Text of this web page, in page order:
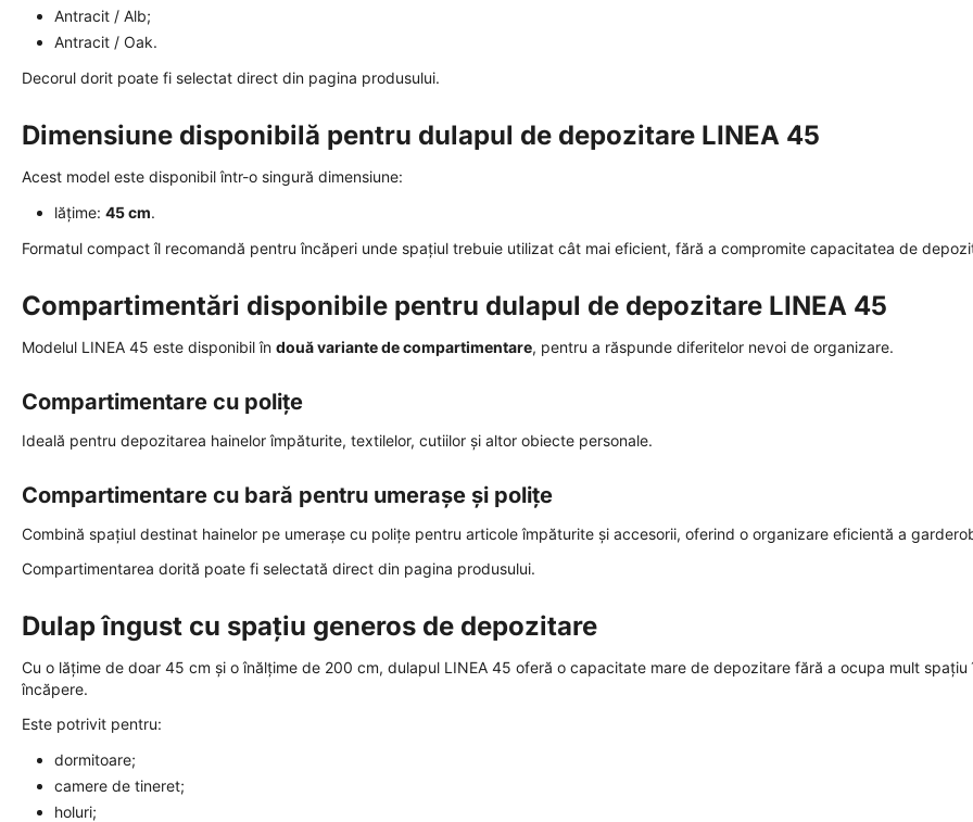
Antracit / Alb;
Antracit / Oak.
Decorul dorit poate fi selectat direct din pagina produsului.
Dimensiune disponibilă pentru dulapul de depozitare LINEA 45
Acest model este disponibil într-o singură dimensiune:
lățime: 45 cm.
Formatul compact îl recomandă pentru încăperi unde spațiul trebuie utilizat cât mai eficient, fără a compromite capacitatea de
Compartimentări disponibile pentru dulapul de depozitare LINEA 45
Modelul LINEA 45 este disponibil în două variante de compartimentare, pentru a răspunde diferitelor nevoi de organizare.
Compartimentare cu polițe
Ideală pentru depozitarea hainelor împăturite, textilelor, cutiilor și altor obiecte personale.
Compartimentare cu bară pentru umerașe și polițe
Combină spațiul destinat hainelor pe umerașe cu polițe pentru articole împăturite și accesorii, oferind o organizare eficientă a
Compartimentarea dorită poate fi selectată direct din pagina produsului.
Dulap îngust cu spațiu generos de depozitare
Cu o lățime de doar 45 cm și o înălțime de 200 cm, dulapul LINEA 45 oferă o capacitate mare de depozitare fără a ocupa mult spațiu
încăpere.
Este potrivit pentru:
dormitoare;
camere de tineret;
holuri;